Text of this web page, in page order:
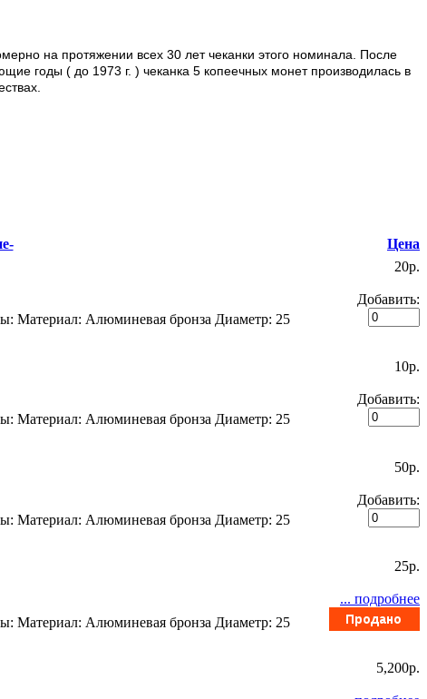
на протяжении всех 30 лет чеканки этого номинала. После
годы ( до 1973 г. ) чеканка 5 копеечных монет производилась в
Цена
Материал: Алюминевая бронза Диаметр: 25
20p.
Добавить:
Материал: Алюминевая бронза Диаметр: 25
10p.
Добавить:
Материал: Алюминевая бронза Диаметр: 25
50p.
Добавить:
Материал: Алюминевая бронза Диаметр: 25
25p.
... подробнее
5,200p.